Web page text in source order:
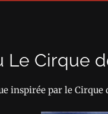
Le Cirque
inspirée par le Cirque